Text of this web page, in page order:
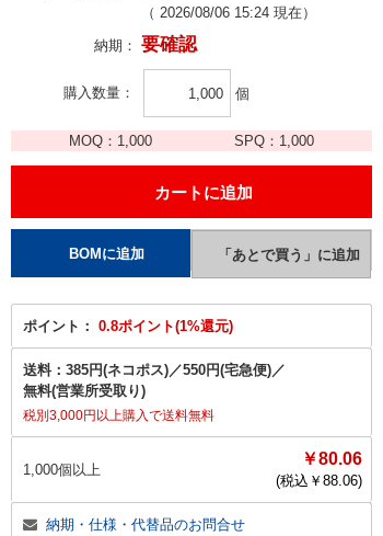
（ 2026/08/06 15:24 現在）
納期： 要確認
購入数量 個
MOQ： 1,000 SPQ： 1,000
ポイント： 0.8ポイント(1%還元)
送料： 385円(ネコポス)／550円(宅急便)／
無料(営業所受取り)
税別3,000円以上購入で送料無料
1,000個以上
￥80.06
(税込￥ 88.06)
納期・仕様・代替品のお問合せ